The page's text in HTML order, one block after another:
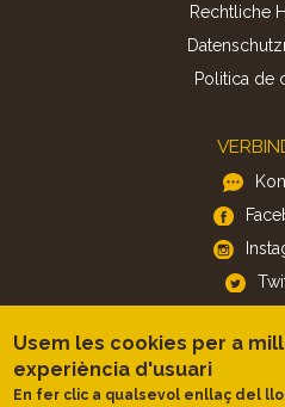
Rechtliche
Politica de
APP
iOS
Usem les cookies per a
experiència d'usuari
En fer clic a qualsevol enllaç del